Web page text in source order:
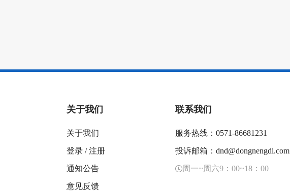
关于我们
关于我们
登录 /注册
通知公告
意见反馈
联系我们
服务热线：0571-86681231
投诉邮箱：dnd@dongnengdi.com
周一~周六9：00~18：00